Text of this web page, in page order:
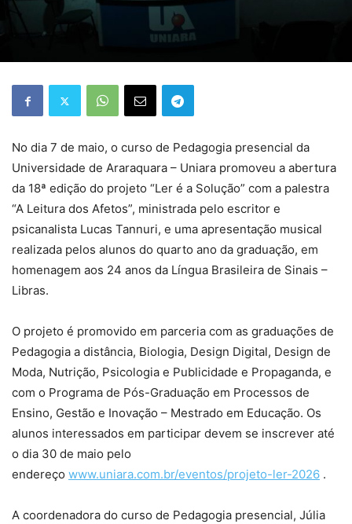
No dia 7 de maio, o curso de Pedagogia presencial da
Universidade de Araraquara – Uniara promoveu a abertura
da 18ª edição do projeto “Ler é a Solução” com a palestra
“A Leitura dos Afetos”, ministrada pelo escritor e
psicanalista Lucas Tannuri, e uma apresentação musical
realizada pelos alunos do quarto ano da graduação, em
homenagem aos 24 anos da Língua Brasileira de Sinais –
Libras.
O projeto é promovido em parceria com as graduações de
Pedagogia a distância, Biologia, Design Digital, Design de
Moda, Nutrição, Psicologia e Publicidade e Propaganda, e
com o Programa de Pós-Graduação em Processos de
Ensino, Gestão e Inovação – Mestrado em Educação. Os
alunos interessados em participar devem se inscrever até
o dia 30 de maio pelo
endereço www.uniara.com.br/eventos/projeto-ler-2026 .
A coordenadora do curso de Pedagogia presencial, Júlia